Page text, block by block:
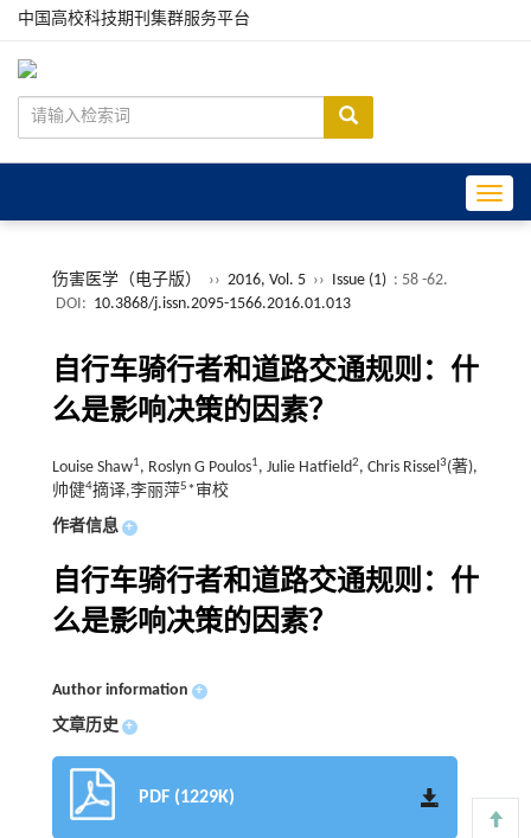
中国高校科技期刊集群服务平台
伤害医学（电子版） ›› 2016, Vol. 5 ›› Issue (1) : 58 -62.
DOI: 10.3868/j.issn.2095-1566.2016.01.013
自行车骑行者和道路交通规则：什
么是影响决策的因素？
Louise Shaw1, Roslyn G Poulos1, Julie Hatfield2, Chris Rissel3(著),
帅健4摘译,李丽萍5*审校
作者信息 +
自行车骑行者和道路交通规则：什
么是影响决策的因素？
Author information +
文章历史 +
PDF (1229K)